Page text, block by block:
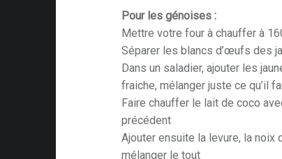
Pour les génoises :
Mettre votre four à chauffer à
Séparer les blancs d’œufs des
Dans un saladier, ajouter les
fraiche, mélanger juste ce qu’il
Faire chauffer le lait de coco
précédent
Ajouter ensuite la levure, la noix
mélanger le tout